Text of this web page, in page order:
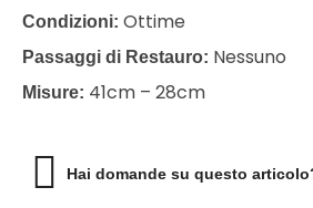
Condizioni: Ottime
Passaggi di Restauro: Nessuno
Misure: 41cm – 28cm
Hai domande su questo